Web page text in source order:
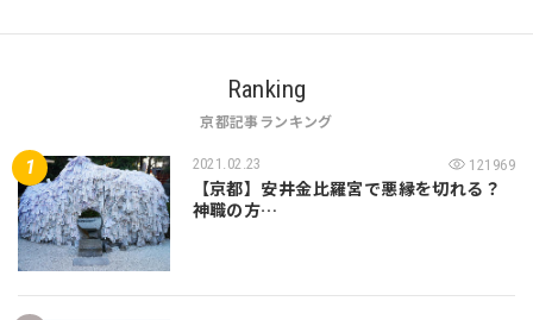
Ranking
京都記事ランキング
2021.02.23 121969
【京都】安井金比羅宮で悪縁を切れる？
神職の方…